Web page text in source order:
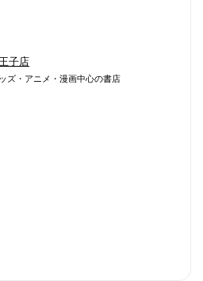
子店
ズ・アニメ・漫画中心の書店